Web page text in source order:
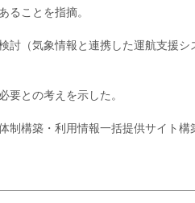
ることを指摘。
討（気象情報と連携した運航支援シ
要との考えを示した。
制構築・利用情報一括提供サイト構